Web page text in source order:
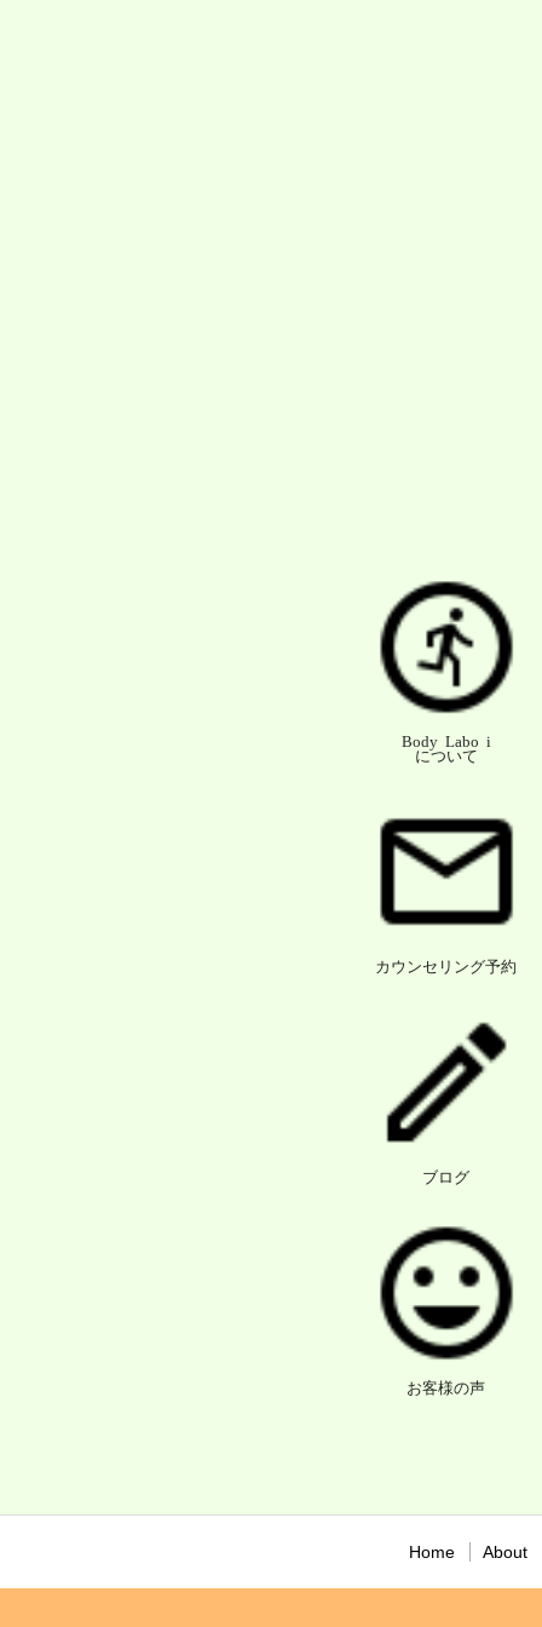
Body Labo i
について
カウンセリング予約
ブログ
お客様の声
Home About